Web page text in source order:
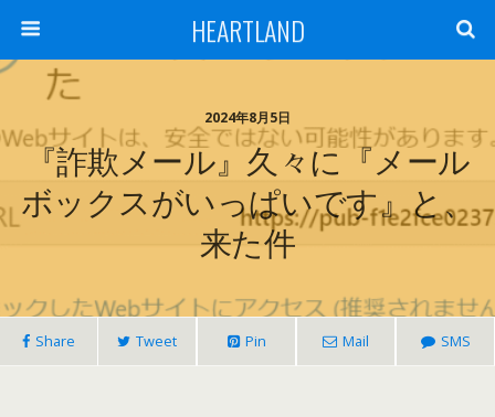
HEARTLAND
2024年8月5日
『詐欺メール』久々に『メール
ボックスがいっぱいです』と、
来た件
Share Tweet Pin Mail SMS